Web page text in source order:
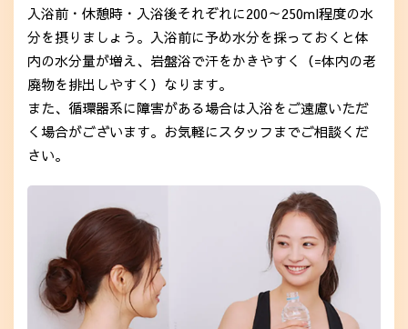
入浴前・休憩時・入浴後それぞれに200～250ml程度の水
分を摂りましょう。入浴前に予め水分を採っておくと体
内の水分量が増え、岩盤浴で汗をかきやすく（=体内の老
廃物を排出しやすく）なります。
また、循環器系に障害がある場合は入浴をご遠慮いただ
く場合がございます。お気軽にスタッフまでご相談くだ
さい。